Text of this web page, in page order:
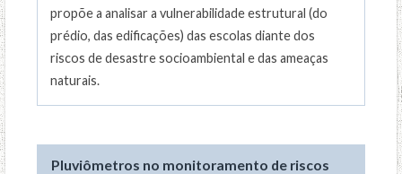
propõe a analisar a vulnerabilidade estrutural (do
prédio, das edificações) das escolas diante dos
riscos de desastre socioambiental e das ameaças
naturais.
Pluviômetros no monitoramento de riscos